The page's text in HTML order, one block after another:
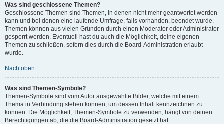
Was sind geschlossene Themen?
Geschlossene Themen sind Themen, in denen nicht mehr geantwortet werden
kann und bei denen eine laufende Umfrage, falls vorhanden, beendet wurde.
Themen können aus vielen Gründen durch einen Moderator oder Administrator
gesperrt werden. Eventuell hast du auch die Möglichkeit, deine eigenen
Themen zu schließen, sofern dies durch die Board-Administration erlaubt
wurde.
Nach oben
Was sind Themen-Symbole?
Themen-Symbole sind vom Autor ausgewählte Bilder, welche mit einem
Thema in Verbindung stehen können, um dessen Inhalt kennzeichnen zu
können. Die Möglichkeit, Themen-Symbole zu verwenden, hängt von deinen
Berechtigungen ab, die die Board-Administration gesetzt hat.